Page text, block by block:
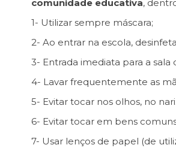
comunidade educativa,
1- Utilizar sempre máscara;
2- Ao entrar na escola,
3- Entrada imediata para a sala
4- Lavar frequentemente as
5- Evitar tocar nos olhos, no
6- Evitar tocar em bens
7- Usar lenços de papel (de